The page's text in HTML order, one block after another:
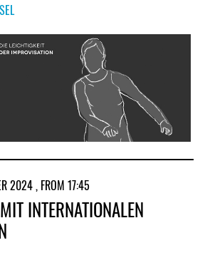
2024 , FROM 17:45
INTERNATIONALEN